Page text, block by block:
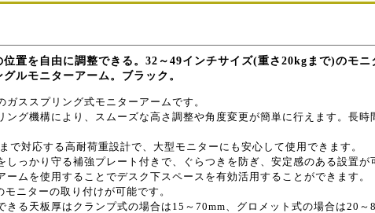
位置を自由に調整できる。32～49インチサイズ(重さ20kgまで)のモ
グルモニターアーム。ブラック。
ガススプリング式モニターアームです。
ング機構により、スムーズな高さ調整や角度変更が簡単に行えます。長時
で対応する高耐荷重設計で、大型モニターにも安心して使用できます。
しっかり守る補強プレート付きで、ぐらつきを防ぎ、安定感のある設置が
ームを使用することでデスク下スペースを有効活用することができます。
モニターの取り付けが可能です。
きる天板厚はクランプ式の場合は15～70mm、グロメット式の場合は20～